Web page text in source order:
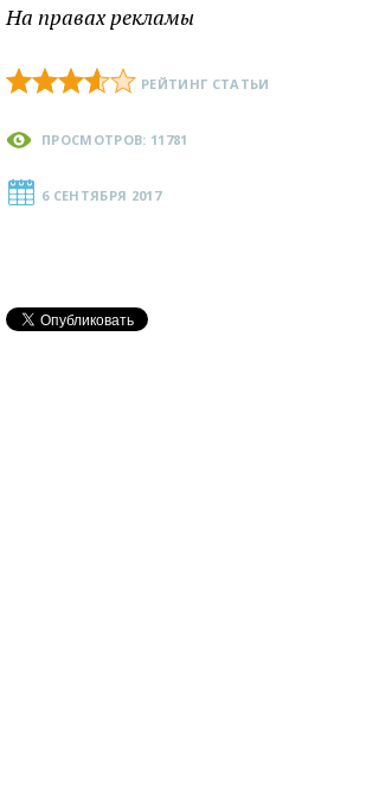
На правах рекламы
РЕЙТИНГ СТАТЬИ
ПРОСМОТРОВ: 11781
6 СЕНТЯБРЯ 2017